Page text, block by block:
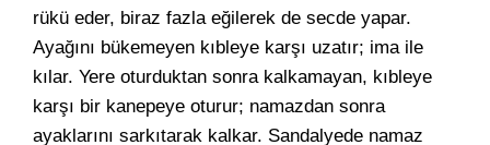
rükü eder, biraz fazla eğilerek de secde yapar.
Ayağını bükemeyen kıbleye karşı uzatır; ima ile
kılar. Yere oturduktan sonra kalkamayan, kıbleye
karşı bir kanepeye oturur; namazdan sonra
ayaklarını sarkıtarak kalkar. Sandalyede namaz